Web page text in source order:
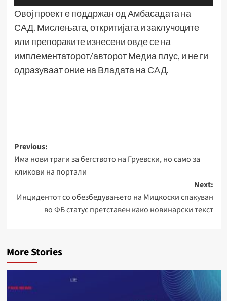
плејер
Овој проект е поддржан од Амбасадата на
САД. Мислењата, откритијата и заклучоците
или препораките изнесени овде се на
имплементаторот/авторот Медиа плус, и не ги
одразуваат оние на Владата на САД.
Post
navigation
Previous:
Има нови траги за бегството на Груевски, но само за
кликови на портали
Next:
Инцидентот со обезбедувањето на Мицкоски спакуван
во ФБ статус претставен како новинарски текст
More Stories